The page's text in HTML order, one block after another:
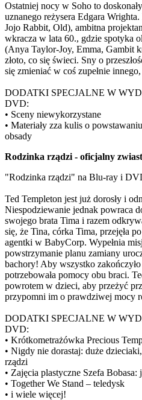
Ostatniej nocy w Soho to
uznanego reżysera Edgara
Jojo Rabbit, Old), ambitna
wkracza w lata 60., gdzie spotyka
(Anya Taylor-Joy, Emma, Gambit
złoto, co się świeci. Sny o
się zmieniać w coś zupełnie
DODATKI SPECJALNE W
DVD:
• Sceny niewykorzystane
• Materiały zza kulis o
obsady
Rodzinka rządzi - oficjalny
"Rodzinka rządzi" na Blu-ray i
Ted Templeton jest już dorosły i
Niespodziewanie jednak powraca
swojego brata Tima i razem
się, że Tina, córka Tima, przejęła
agentki w BabyCorp. Wypełnia
powstrzymanie planu zamiany
bachory! Aby wszystko
potrzebowała pomocy obu braci.
powrotem w dzieci, aby przeżyć
przypomni im o prawdziwej mocy
DODATKI SPECJALNE W
DVD:
• Krótkometrażówka Precious
• Nigdy nie dorastaj: duże
rządzi
• Zajęcia plastyczne Szefa Bobasa:
• Together We Stand – teledysk
• i wiele więcej!